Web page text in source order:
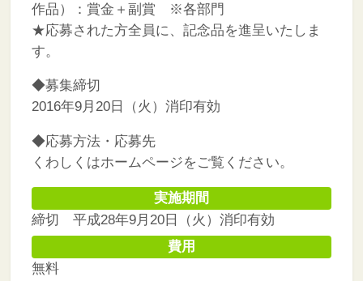
作品）：賞金＋副賞 ※各部門
★応募された方全員に、記念品を進呈いたしま
す。
◆募集締切
2016年9月20日（火）消印有効
◆応募方法・応募先
くわしくはホームページをご覧ください。
実施期間
締切 平成28年9月20日（火）消印有効
費用
無料